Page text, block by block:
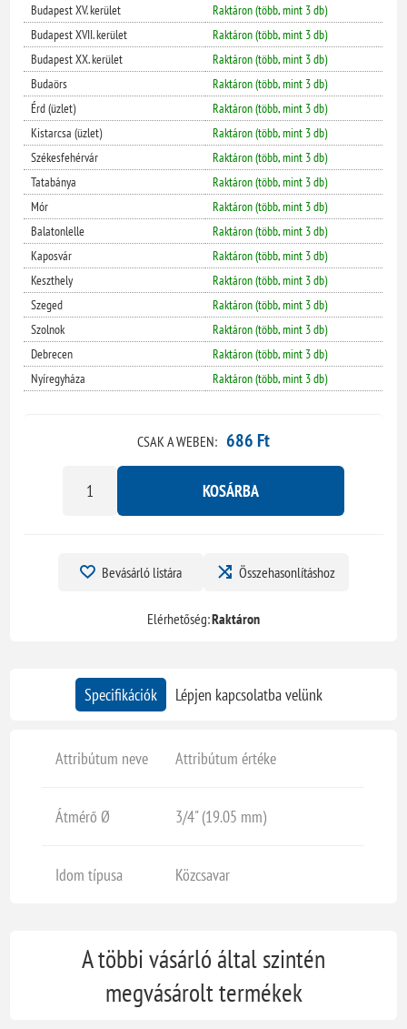
Budapest XV. kerület
Raktáron (több, mint 3 db)
Budapest XVII. kerület
Raktáron (több, mint 3 db)
Budapest XX. kerület
Raktáron (több, mint 3 db)
Budaörs
Raktáron (több, mint 3 db)
Érd (üzlet)
Raktáron (több, mint 3 db)
Kistarcsa (üzlet)
Raktáron (több, mint 3 db)
Székesfehérvár
Raktáron (több, mint 3 db)
Tatabánya
Raktáron (több, mint 3 db)
Mór
Raktáron (több, mint 3 db)
Balatonlelle
Raktáron (több, mint 3 db)
Kaposvár
Raktáron (több, mint 3 db)
Keszthely
Raktáron (több, mint 3 db)
Szeged
Raktáron (több, mint 3 db)
Szolnok
Raktáron (több, mint 3 db)
Debrecen
Raktáron (több, mint 3 db)
Nyíregyháza
Raktáron (több, mint 3 db)
CSAK A WEBEN: 686 Ft
KOSÁRBA
Bevásárló listára Összehasonlításhoz
Elérhetőség:Raktáron
Specifikációk Lépjen kapcsolatba velünk
Attribútum neve Attribútum értéke
Átmérő Ø 3/4" (19.05 mm)
Idom típusa Közcsavar
A többi vásárló által szintén
megvásárolt termékek